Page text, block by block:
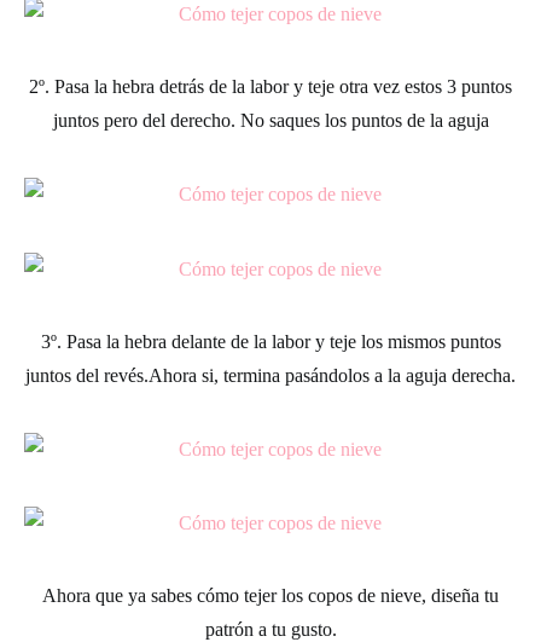
2º. Pasa la hebra detrás de la labor y teje otra vez estos 3 puntos
juntos pero del derecho. No saques los puntos de la aguja
3º. Pasa la hebra delante de la labor y teje los mismos puntos
juntos del revés.Ahora si, termina pasándolos a la aguja derecha.
Ahora que ya sabes cómo tejer los copos de nieve, diseña tu
patrón a tu gusto.